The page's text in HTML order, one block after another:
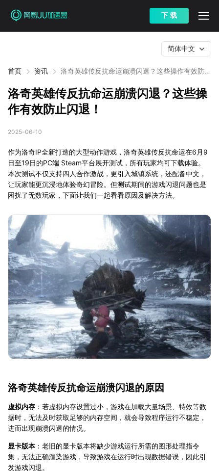
下 载
首页 资讯
洛奇英雄传反抗命运崩溃闪退？这些操作有效防止
简体中文
洛奇英雄传反抗命运崩溃闪退？这些操
作有效防止闪退！
2025-06-10
作为洛奇IP全新打造的大型动作游戏，洛奇英雄传反抗命运在6月9
日至19日的PC端 Steam平台展开测试，所有玩家均可下载体验。
本次测试不仅支持四人合作激战，更引入城镇系统，还配备中文，
让玩家能更沉浸地体验奇幻冒险。但测试期间的游戏闪退问题也是
困扰了无数玩家，下面让我们一起看看原因及解决方法。
洛奇英雄传反抗命运崩溃闪退的原因
虚拟内存 ：若虚拟内存设置过小，游戏在加载大量场景、特效等数
据时，无法及时获取足够的内存空间，就会导致程序运行不稳定，
进而出现崩溃闪退的情况。
显卡版本：老旧的显卡版本将缺少游戏运行所需的图形处理指令
集，无法正确渲染游戏，导致游戏在运行时出现数据错误，因此引
发游戏闪退。